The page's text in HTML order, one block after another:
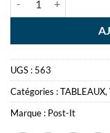
UGS : 563
Catégories :TABLEAUX,
Marque : Post-It